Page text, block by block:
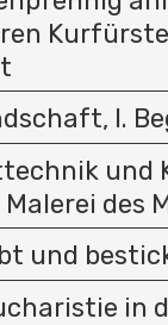
I.
und
Malerei des
und
in